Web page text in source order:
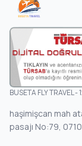
BUSETA FLY TRAVEL -
haşimişcan mah
pasajı No:79,